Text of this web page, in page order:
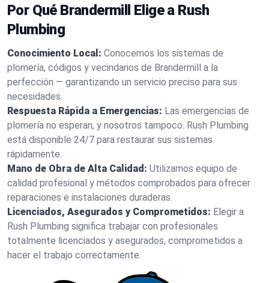
Por Qué Brandermill Elige a Rush
Plumbing
Conocimiento Local: Conocemos los sistemas de
plomería, códigos y vecindarios de Brandermill a la
perfección — garantizando un servicio preciso para sus
necesidades.
Respuesta Rápida a Emergencias: Las emergencias de
plomería no esperan, y nosotros tampoco. Rush Plumbing
está disponible 24/7 para restaurar sus sistemas
rápidamente.
Mano de Obra de Alta Calidad: Utilizamos equipo de
calidad profesional y métodos comprobados para ofrecer
reparaciones e instalaciones duraderas.
Licenciados, Asegurados y Comprometidos: Elegir a
Rush Plumbing significa trabajar con profesionales
totalmente licenciados y asegurados, comprometidos a
hacer el trabajo correctamente.